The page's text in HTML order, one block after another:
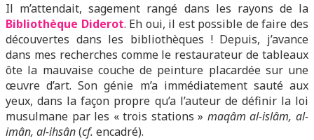
Il m’attendait, sagement rangé dans les rayons de la
Bibliothèque Diderot. Eh oui, il est possible de faire des
découvertes dans les bibliothèques ! Depuis, j’avance
dans mes recherches comme le restaurateur de tableaux
ôte la mauvaise couche de peinture placardée sur une
œuvre d’art. Son génie m’a immédiatement sauté aux
yeux, dans la façon propre qu’a l’auteur de définir la loi
musulmane par les « trois stations » maqâm al-islâm, al-
imân, al-ihsân(cf. encadré).